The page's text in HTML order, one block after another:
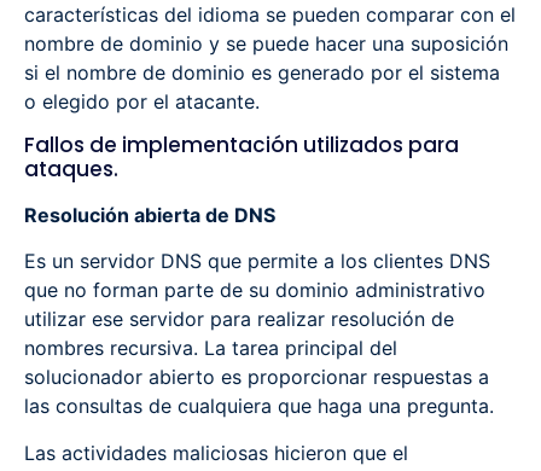
características del idioma se pueden comparar con el
nombre de dominio y se puede hacer una suposición
si el nombre de dominio es generado por el sistema
o elegido por el atacante.
Fallos de implementación utilizados para
ataques.
Resolución abierta de DNS
Es un servidor DNS que permite a los clientes DNS
que no forman parte de su dominio administrativo
utilizar ese servidor para realizar resolución de
nombres recursiva. La tarea principal del
solucionador abierto es proporcionar respuestas a
las consultas de cualquiera que haga una pregunta.
Las actividades maliciosas hicieron que el